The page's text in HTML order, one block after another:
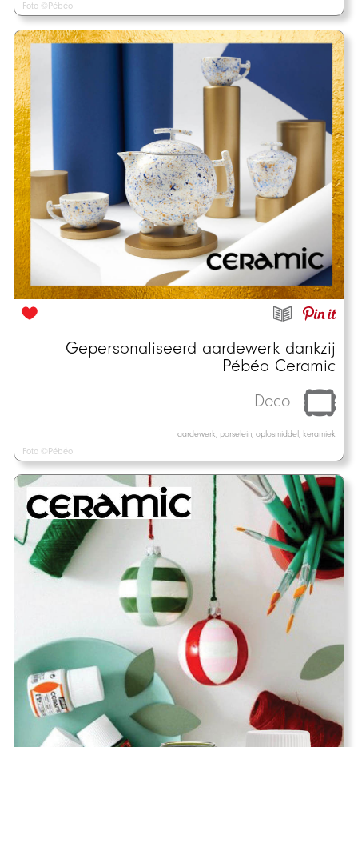
Foto ©Pébéo
Gepersonaliseerd aardewerk dankzij
Pébéo Ceramic
Deco
aardewerk, porselein, oplosmiddel, keramiek
Foto ©Pébéo